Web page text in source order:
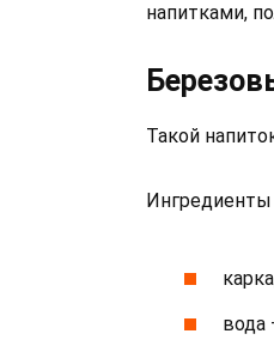
напитками,
Такой
Ингредиенты
вода